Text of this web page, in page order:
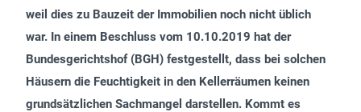
weil dies zu Bauzeit der Immobilien noch nicht üblich
war. In einem Beschluss vom 10.10.2019 hat der
Bundesgerichtshof (BGH) festgestellt, dass bei solchen
Häusern die Feuchtigkeit in den Kellerräumen keinen
grundsätzlichen Sachmangel darstellen. Kommt es